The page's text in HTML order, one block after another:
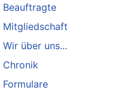
Beauftragte
Mitgliedschaft
Wir über uns...
Chronik
Formulare